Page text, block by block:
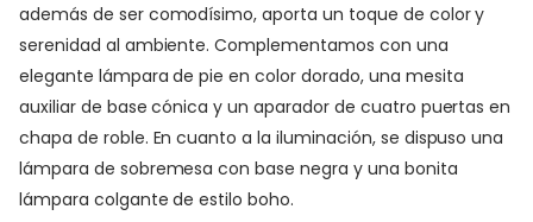
además de ser comodísimo, aporta un toque de color y
serenidad al ambiente. Complementamos con una
elegante lámpara de pie en color dorado, una mesita
auxiliar de base cónica y un aparador de cuatro puertas en
chapa de roble. En cuanto a la iluminación, se dispuso una
lámpara de sobremesa con base negra y una bonita
lámpara colgante de estilo boho.